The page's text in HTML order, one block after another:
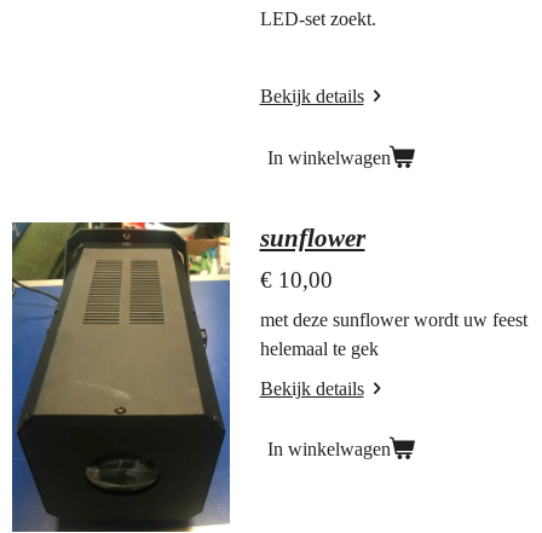
LED-set zoekt.
Bekijk details
In winkelwagen
sunflower
€ 10,00
met deze sunflower wordt uw feest
helemaal te gek
Bekijk details
In winkelwagen